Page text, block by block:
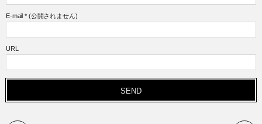
E-mail *(公開されません)
URL